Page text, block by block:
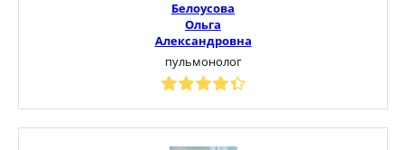
Белоусова
Ольга
Александровна
пульмонолог